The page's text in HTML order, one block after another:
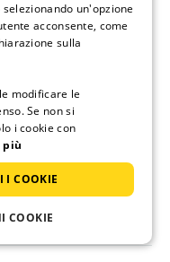
a Gruda?
le vacanze a Gruda
un'opzione
acconsente, come
sulla
modificare le
Se non si
i cookie con
più
I COOKIE
COOKIE